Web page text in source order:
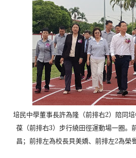
培民中學董事長許為隆（前排右2） 陪同
葆（前排右3） 步行繞田徑運動場一圈。
昌； 前排左為校長貝美嬌、前排左2為榮